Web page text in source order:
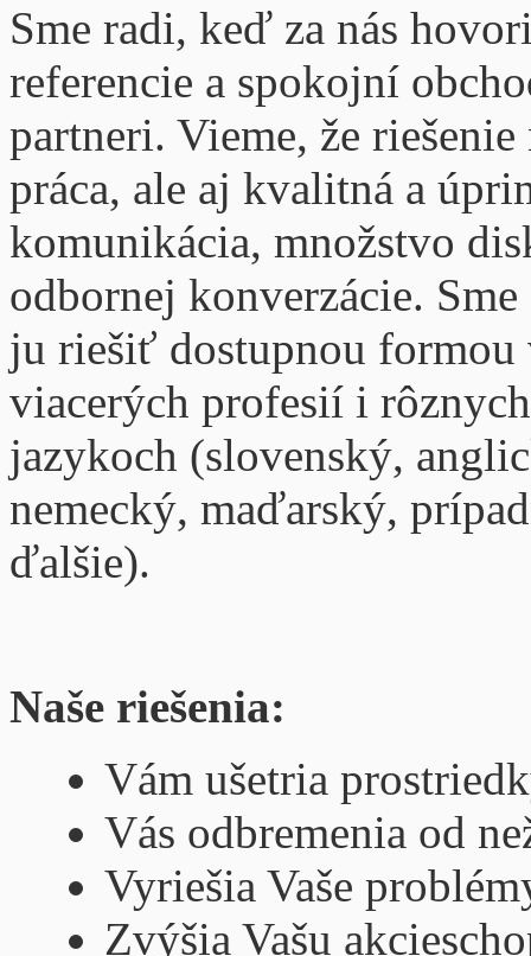
Sme radi, keď za nás
referencie a spokojní
partneri. Vieme, že
práca, ale aj kvalitná a
komunikácia, množstvo
odbornej konverzácie.
ju riešiť dostupnou formou
viacerých profesií i rôznych
jazykoch (slovenský,
nemecký, maďarský,
ďalšie).
Naše riešenia:
Vám ušetria
Vás odbremenia od
Vyriešia Vaše
Zvýšia Vašu